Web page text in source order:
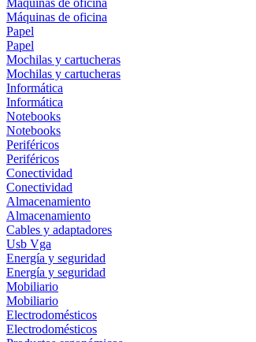
Maquinas de oficina
Máquinas de oficina
Papel
Papel
Mochilas y cartucheras
Mochilas y cartucheras
Informática
Informática
Notebooks
Notebooks
Periféricos
Periféricos
Conectividad
Conectividad
Almacenamiento
Almacenamiento
Cables y adaptadores
Usb Vga
Energía y seguridad
Energía y seguridad
Mobiliario
Mobiliario
Electrodomésticos
Electrodomésticos